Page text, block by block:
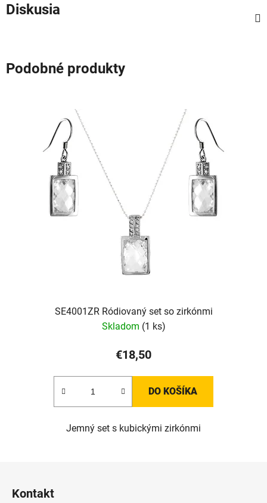
Diskusia
Podobné produkty
SE4001ZR Ródiovaný set so zirkónmi
Skladom (1 ks)
€18,50
DO KOŠÍKA
Jemný set s kubickými zirkónmi
Kontakt